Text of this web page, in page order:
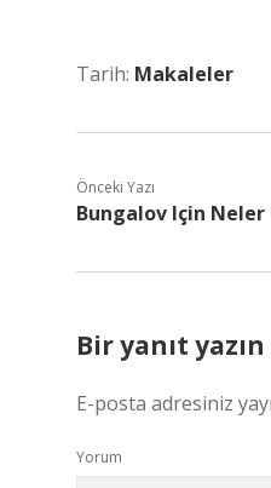
Tarih: Makaleler
Önceki Yazı
Bungalov Için
Bir yanıt yazın
E-posta adresiniz
Yorum